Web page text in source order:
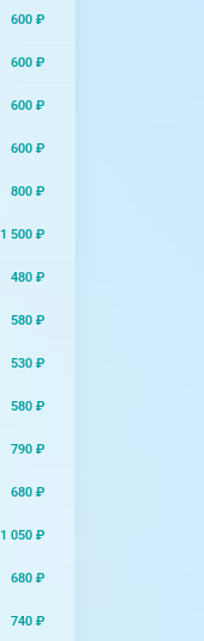
600 ₽
600 ₽
600 ₽
600 ₽
800 ₽
1 500 ₽
480 ₽
580 ₽
530 ₽
580 ₽
790 ₽
680 ₽
1 050 ₽
680 ₽
740 ₽